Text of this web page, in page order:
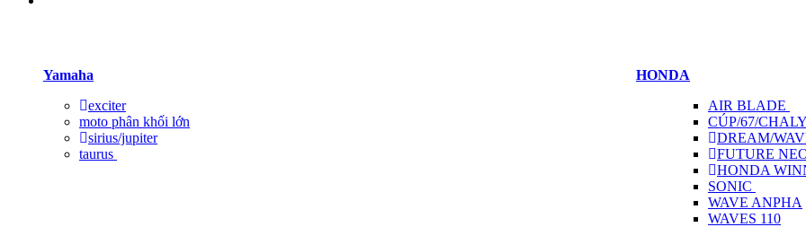
Yamaha
exciter
moto phân khối lớn
sirius/jupiter
taurus
HONDA
AIR BLADE
CÚP/67/CHALY
DREAM/
FUTURE
HONDA
SONIC
WAVE ANPHA
WAVES 110